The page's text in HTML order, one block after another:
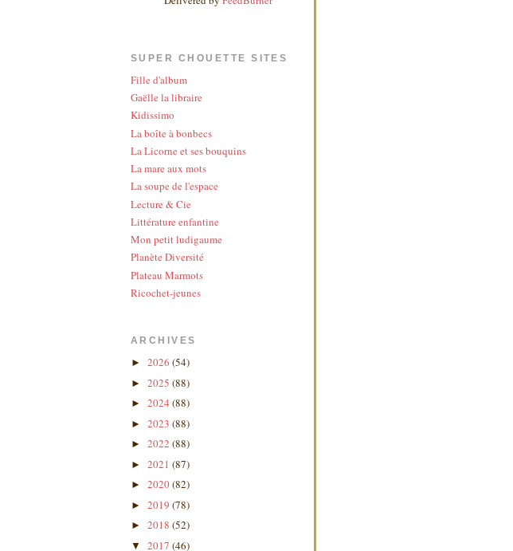
SUPER CHOUETTE SITES
Fille d'album
Gaëlle la libraire
Kidissimo
La boîte à bonbecs
La Licorne et ses bouquins
La mare aux mots
La soupe de l'espace
Lecture & Cie
Littérature enfantine
Mon petit ludigaume
Planète Diversité
Plateau Marmots
Ricochet-jeunes
ARCHIVES
► 2026 (54)
► 2025 (88)
► 2024 (88)
► 2023 (88)
► 2022 (88)
► 2021 (87)
► 2020(82)
► 2019 (78)
► 2018 (52)
▼ 2017 (46)